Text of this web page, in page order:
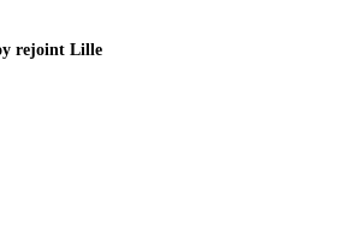
rejoint Lille